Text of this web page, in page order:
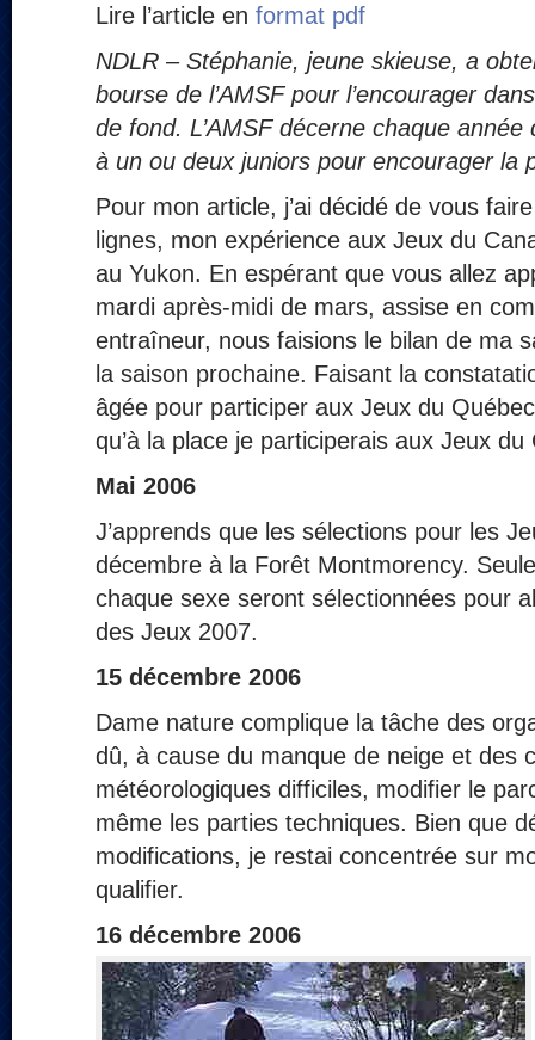
Lire l’article en format pdf
NDLR – Stéphanie, jeune skieuse, a
bourse de l’AMSF pour l’encourager
de fond. L’AMSF décerne chaque
à un ou deux juniors pour encourager la
Pour mon article, j’ai décidé de vous
lignes, mon expérience aux Jeux du
au Yukon. En espérant que vous allez
mardi après-midi de mars, assise en
entraîneur, nous faisions le bilan de ma
la saison prochaine. Faisant la
âgée pour participer aux Jeux du
qu’à la place je participerais aux Jeux du
Mai 2006
J’apprends que les sélections pour les
décembre à la Forêt Montmorency.
chaque sexe seront sélectionnées pour
des Jeux 2007.
15 décembre 2006
Dame nature complique la tâche des
dû, à cause du manque de neige et des
météorologiques difficiles, modifier le
même les parties techniques. Bien que
modifications, je restai concentrée sur
qualifier.
16 décembre 2006